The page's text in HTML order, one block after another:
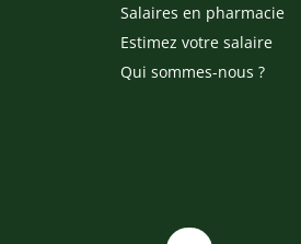
Salaires en pharmacie
Estimez votre salaire
Qui sommes-nous ?